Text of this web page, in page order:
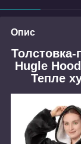
Опис
Hugle
Тепле